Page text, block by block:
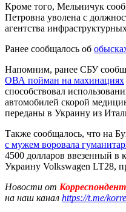
Кроме того, Мельничук
Петровна уволена с
агентства
Ранее сообщалось об
Напомним, ранее СБУ
ОВА пойман на махинациях
способствовал
автомобилей скорой
переданы в Украину из
Также сообщалось, что на
с мужем воровала
4500 долларов ввезенный в
Украину Volkswagen LT28,
Новости от
на наш канал https://t.me/